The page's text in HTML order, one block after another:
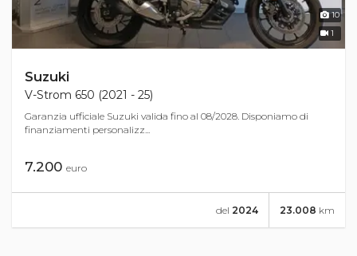
10
1
Suzuki
V-Strom 650 (2021 - 25)
Garanzia ufficiale Suzuki valida fino al 08/2028. Disponiamo di
finanziamenti personalizz...
7.200 euro
23.008 km
del 2024